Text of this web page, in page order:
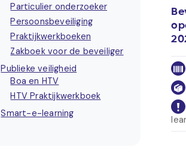
Particulier onderzoeker
Persoonsbeveiliging
Praktijkwerkboeken
Zakboek voor de beveiliger
Publieke veiligheid
Boa en HTV
HTV Praktijkwerkboek
Smart-e-learning